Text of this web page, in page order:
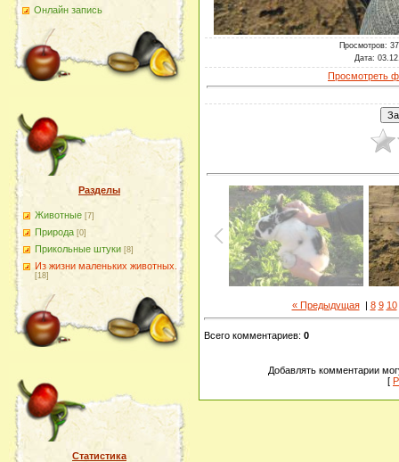
Онлайн запись
Разделы
Животные [7]
Природа [0]
Прикольные штуки [8]
Из жизни маленьких животных.
[18]
Статистика
Просмотров:
Дата:
Просмотреть
« Предыдущая| 8 9 10
Всего комментариев: 0
Добавлять комментарии
[